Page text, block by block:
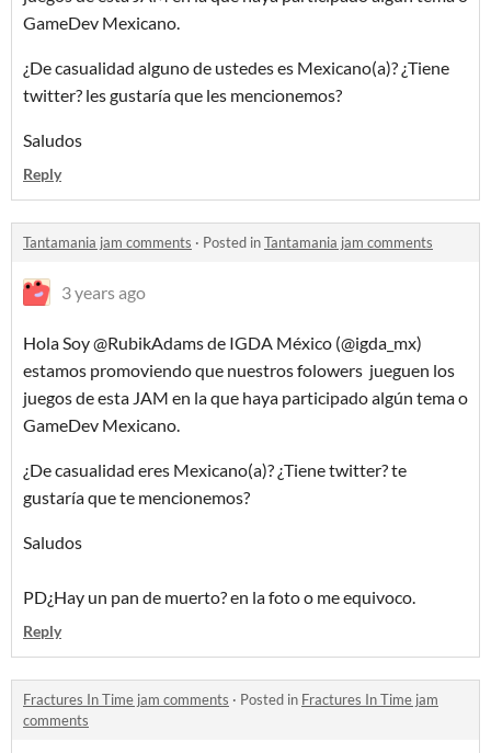
GameDev Mexicano.
¿De casualidad alguno de ustedes es Mexicano(a)? ¿Tiene
twitter? les gustaría que les mencionemos?
Saludos
Reply
Tantamania jam comments · Posted inTantamania jam comments
3 years ago
Hola Soy @RubikAdams de IGDA México (@igda_mx)
estamos promoviendo que nuestros folowers jueguen los
juegos de esta JAM en la que haya participado algún tema o
GameDev Mexicano.
¿De casualidad eres Mexicano(a)? ¿Tiene twitter? te
gustaría que te mencionemos?
Saludos
PD¿Hay un pan de muerto? en la foto o me equivoco.
Reply
Fractures In Time jam comments · Posted in Fractures In Time jam
comments